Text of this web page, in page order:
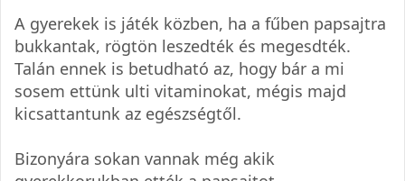
A gyerekek is játék közben, ha a fűben papsajtra
bukkantak, rögtön leszedték és megesdték.
Talán ennek is betudható az, hogy bár a mi
sosem ettünk ulti vitaminokat, mégis majd
kicsattantunk az egészségtől.
Bizonyára sokan vannak még akik